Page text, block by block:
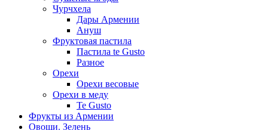
Чурчхела
Дары Армении
Ануш
Фруктовая пастила
Пастила te Gusto
Разное
Орехи
Орехи весовые
Орехи в меду
Te Gusto
Фрукты из Армении
Овощи. Зелень